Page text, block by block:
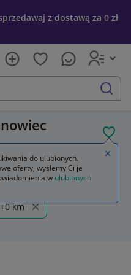
z dostawą za 0 zł
szukaj
sport i turystyka
km
do ulubionych.
oferty, wyślemy Ci je
w ulubionych